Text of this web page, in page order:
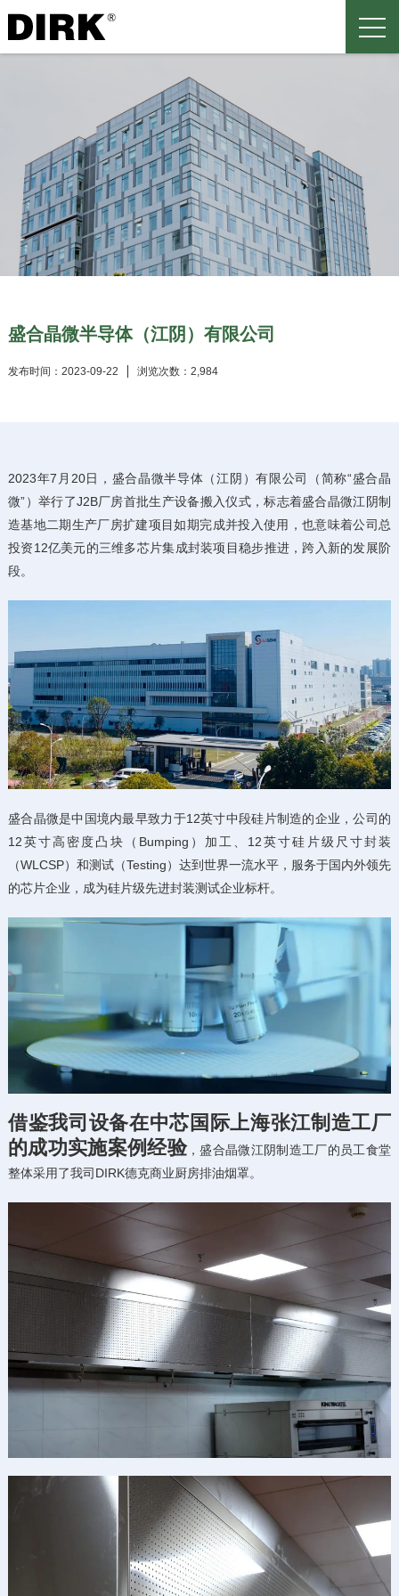
盛合晶微半导体（江阴）有限公司
发布时间：2023-09-22 浏览次数：2,984
2023年7月20日，盛合晶微半导体（江阴）有限公司（简称“盛合晶
微”）举行了J2B厂房首批生产设备搬入仪式，标志着盛合晶微江阴制
造基地二期生产厂房扩建项目如期完成并投入使用，也意味着公司总
投资12亿美元的三维多芯片集成封装项目稳步推进，跨入新的发展阶
段。
盛合晶微是中国境内最早致力于12英寸中段硅片制造的企业，公司的
12英寸高密度凸块（Bumping）加工、12英寸硅片级尺寸封装
（WLCSP）和测试（Testing）达到世界一流水平，服务于国内外领先
的芯片企业，成为硅片级先进封装测试企业标杆。
借鉴我司设备在中芯国际上海张江制造工厂
的成功实施案例经验，盛合晶微江阴制造工厂的员工食堂
整体采用了我司DIRK德克商业厨房排油烟罩。